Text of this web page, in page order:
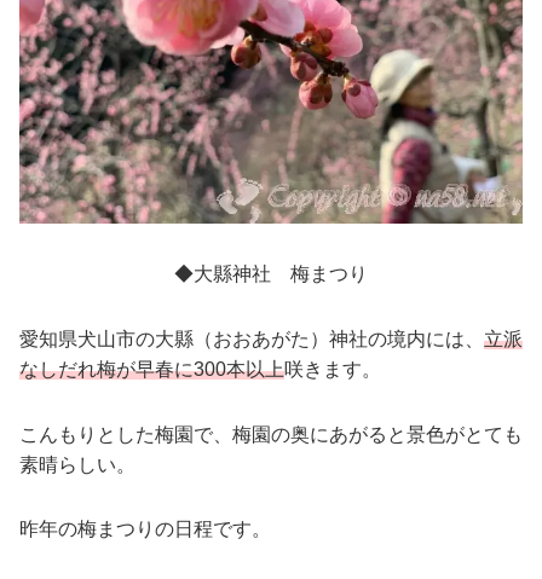
◆大縣神社 梅まつり
愛知県犬山市の大縣（おおあがた）神社の境内には、 立派
なしだれ梅が早春に300本以上咲きます。
こんもりとした梅園で、梅園の奥にあがると景色がとても
素晴らしい。
昨年の梅まつりの日程です。